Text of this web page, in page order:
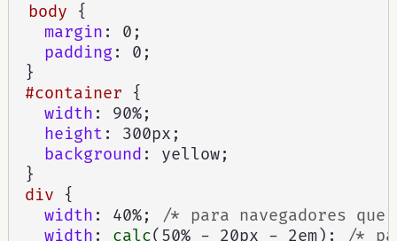
body
{
margin : 0 ;
padding : 0 ;
}
#container
{
width : 90%;
height : 300px ;
background : yellow;
}
div
{
width : 40%;
/* para navegadores
width : calc( 50% - 20px - 2em) ;
/*